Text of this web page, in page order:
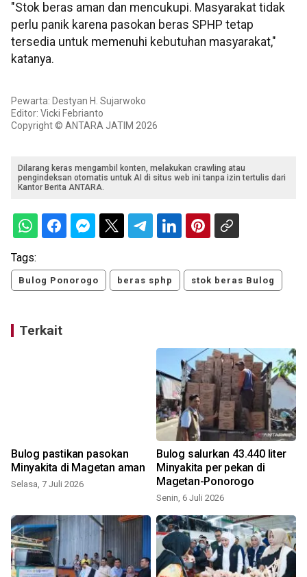
"Stok beras aman dan mencukupi. Masyarakat tidak
perlu panik karena pasokan beras SPHP tetap
tersedia untuk memenuhi kebutuhan masyarakat,"
katanya.
Pewarta: Destyan H. Sujarwoko
Editor: Vicki Febrianto
Copyright © ANTARA JATIM 2026
Dilarang keras mengambil konten, melakukan crawling atau
pengindeksan otomatis untuk AI di situs web ini tanpa izin tertulis dari
Kantor Berita ANTARA.
Tags:
Bulog Ponorogo beras sphp stok beras Bulog
Terkait
Bulog pastikan pasokan
Minyakita di Magetan aman
Selasa, 7 Juli 2026
Bulog salurkan 43.440 liter
Minyakita per pekan di
Magetan-Ponorogo
Senin, 6 Juli 2026